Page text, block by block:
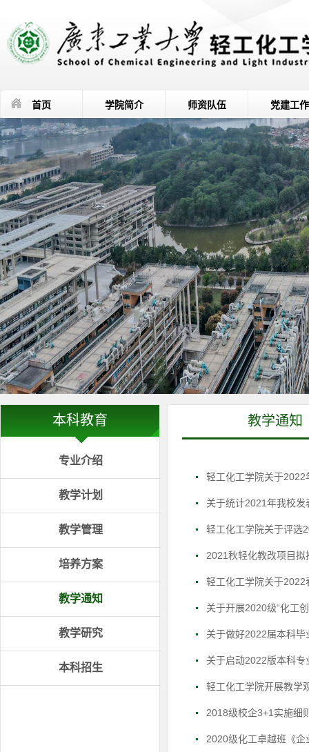
首页 学院简介 师资队伍 党建工作
本科教育
专业介绍
教学计划
教学管理
培养方案
教学通知
教学研究
本科招生
教学通知
轻工化工学院关于
关于统计2021年我校
轻工化工学院关于评选
2021秋轻化教改项目拟
轻工化工学院关于
关于开展2020级“化工
关于做好2022届本科
关于启动2022版本科
轻工化工学院开展教学
2018级校企3+1实施细
2020级化工卓越班《